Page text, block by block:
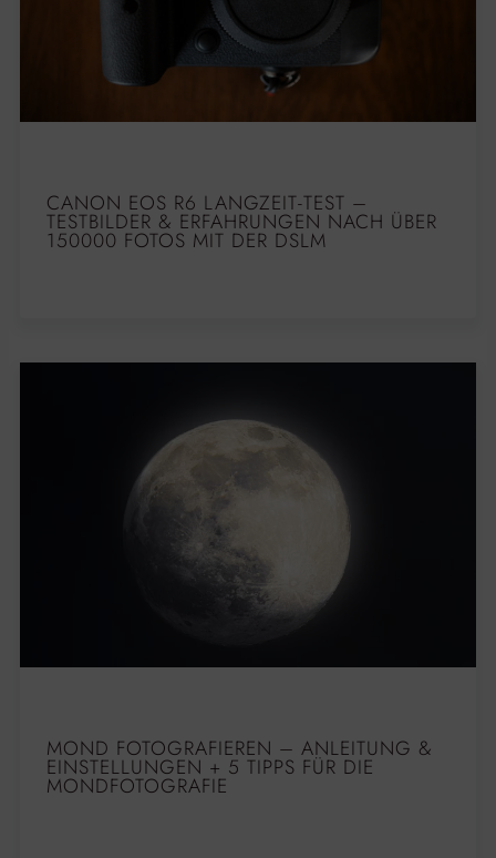
CANON EOS R6 LANGZEIT-TEST –
TESTBILDER & ERFAHRUNGEN NACH ÜBER
150000 FOTOS MIT DER DSLM
MOND FOTOGRAFIEREN – ANLEITUNG &
EINSTELLUNGEN + 5 TIPPS FÜR DIE
MONDFOTOGRAFIE